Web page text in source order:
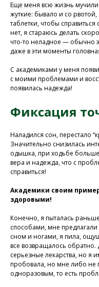
Еще меня всю жизнь
жуткие: бывало и со рвотой,
таблетки, чтобы
нет, я стараюсь делать
что-то неладное — обычно
даже в эти моменты
С академиками у меня
с моими проблемами и
появилась надежда!
Фиксация
Наладился сон, перестало
Значительно снизилась
одышка, при ходьбе больше
вера и надежда, что с
справиться!
Академики своим
здоровыми!
Конечно, я пыталась
способами, мне
сном и ногами, я пила,
все возвращалось
серьезные лекарства, но я
пробовала, но мне либо не
одноразовым, то есть
нашей
восстановить
без лекарств и
поликлинику
Программа